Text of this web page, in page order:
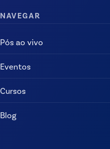
NAVEGAR
Pós ao vivo
Eventos
Cursos
Blog